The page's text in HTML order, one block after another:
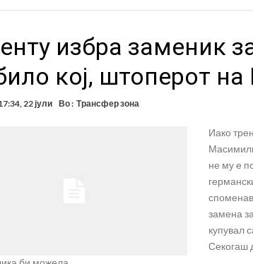
избра заменик
кој, штоперот на
22 јули Во : Трансфер зона
Иако
не му е
замена
купувал
Секогаш